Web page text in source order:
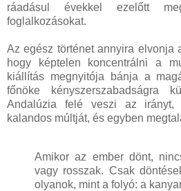
ráadásul évekkel ezelőtt
foglalkozásokat.
Az egész történet annyira elvonja
hogy képtelen koncentrálni a
kiállítás megnyitója bánja a
főnöke kényszerszabadságra
Andalúzia felé veszi az irányt,
kalandos múltját, és egyben
Amikor az ember dönt,
vagy rosszak. Csak
olyanok, mint a folyó: a